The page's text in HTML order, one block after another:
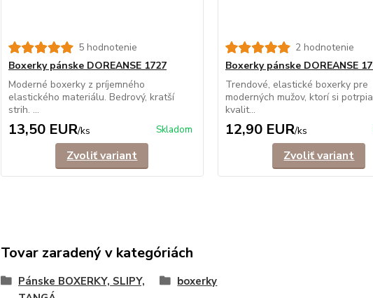
5 hodnotenie
Boxerky pánske DOREANSE 1727
Moderné boxerky z príjemného
elastického materiálu. Bedrový, kratší
strih. ...
13,50 EUR/ks Skladom
Zvoliť variant
2 hodnotenie
Boxerky pánske DOREANSE
Trendové, elastické boxerky pre
moderných mužov, ktorí si
kvalit...
12,90 EUR/ks
Zvoliť variant
Tovar zaradený v kategóriách
Pánske BOXERKY, SLIPY,
boxerky